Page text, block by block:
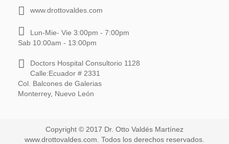
www.drottovaldes.com
Lun-Mie- Vie 3:00pm - 7:00pm
Sab 10:00am - 13:00pm
Doctors Hospital Consultorio 1128
Calle:Ecuador # 2331
Col. Balcones de Galerias
Monterrey, Nuevo León
Copyright © 2017 Dr. Otto Valdés Martínez
www.drottovaldes.com. Todos los derechos reservados.